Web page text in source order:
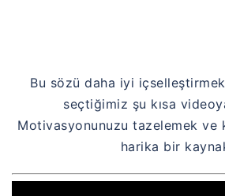
Bu sözü daha iyi
seçtiğimiz şu kısa
Motivasyonunuzu tazelemek ve
harika bir